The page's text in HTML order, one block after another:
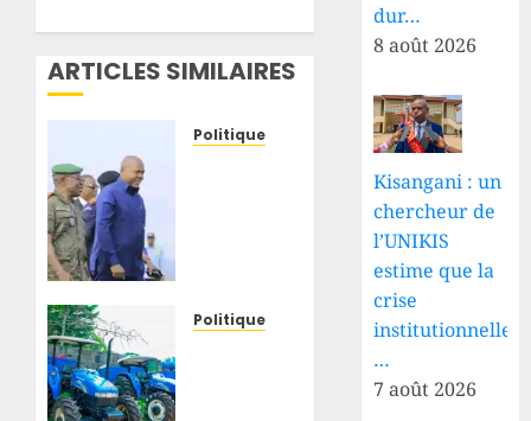
ARTICLES SIMILAIRES
Politique
Bunia
Politique
dur…
8 août 2026
Kisangani : un
chercheur de
l’UNIKIS
estime que la
crise
institutionnelle
…
7 août 2026